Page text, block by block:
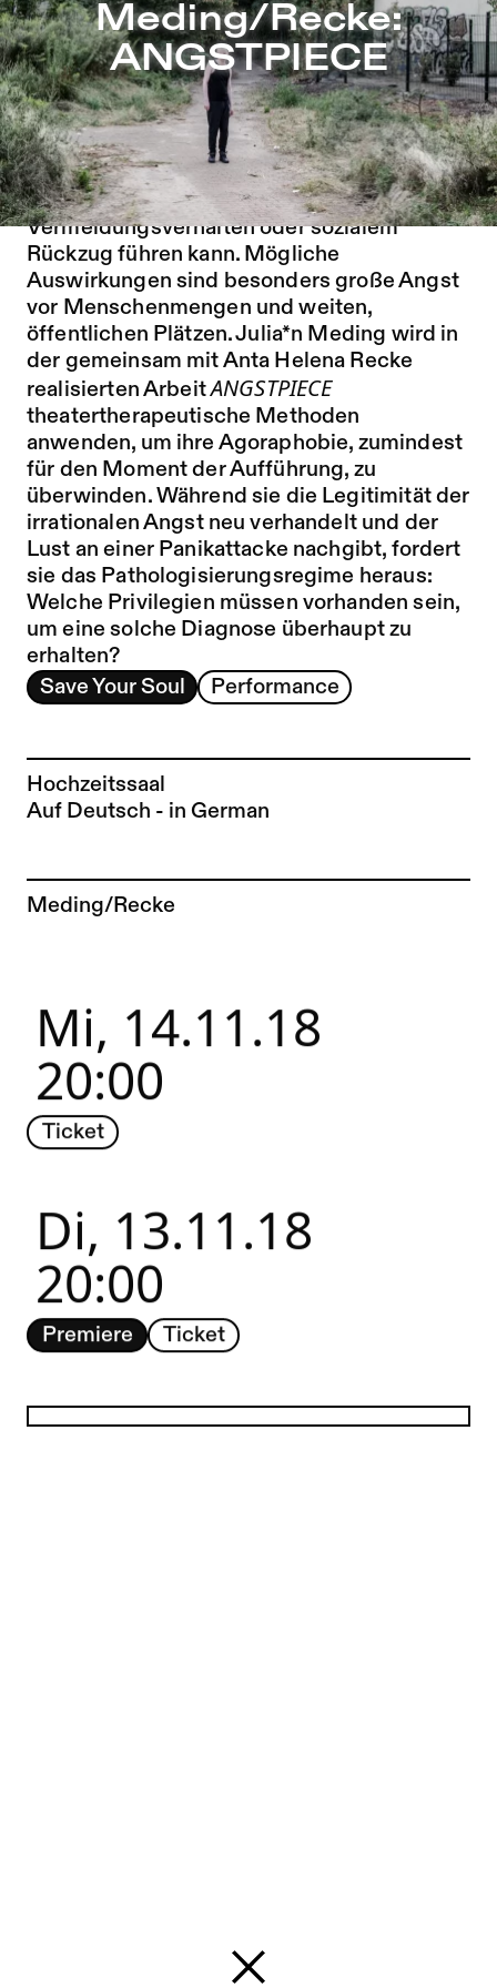
Zu Programm springen
Zu Aktuelles springen
Zu Seiten springen
Meding/Recke: ANGSTPIECE – Sophiensæle | Freies
Meding/Recke:
ANGSTPIECE
Save Your Soul Performance
Hochzeitssaal
Auf Deutsch - in German
Zur Künstler*in-Seite von
Meding/Recke
>>SAVE YOUR MONEY AB 3 TICKETS<<
Agoraphobie ist eine sogenannte
psychische Störung, die zu
Vermeidungsverhalten oder sozialem
Rückzug führen kann. Mögliche
Auswirkungen sind besonders große Angst
vor Menschenmengen und weiten,
öffentlichen Plätzen. Julia*n Meding wird in
der gemeinsam mit Anta Helena Recke
realisierten ArbeitANGSTPIECE
theatertherapeutische Methoden
anwenden, um ihre Agoraphobie, zumindest
für den Moment der Aufführung, zu
überwinden. Während sie die Legitimität der
irrationalen Angst neu verhandelt und der
Lust an einer Panikattacke nachgibt, fordert
sie das Pathologisierungsregime heraus:
Welche Privilegien müssen vorhanden sein,
um eine solche Diagnose überhaupt zu
erhalten?
Mi, 14.11.18
20:00
Ticket
Di, 13.11.18
20:00
Premiere Ticket